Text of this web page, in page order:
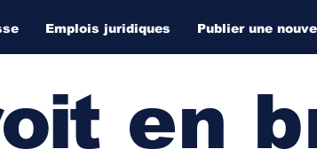
Emplois juridiques Publier une
t en